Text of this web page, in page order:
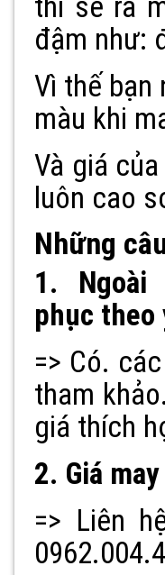
đậm như:
Vì thế bạn
màu khi
Và giá
luôn cao
Những
1.
phục theo
=> Có.
tham
giá thích
2. Giá
=> Liên